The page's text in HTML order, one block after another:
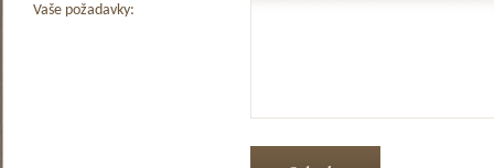
Vaše požadavky: